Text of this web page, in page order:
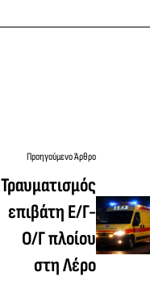
Προηγούμενο Άρθρο
Τραυματισμός
επιβάτη Ε/Γ-
Ο/Γ πλοίου
στη Λέρο